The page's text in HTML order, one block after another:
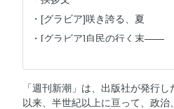
[グラビア]咲き誇る、夏
[グラビア]自民の行く末——
銃撃事件から３年 安倍晋三
「週刊新潮」は、出版社が発行
以来、半世紀以上に亘って、政